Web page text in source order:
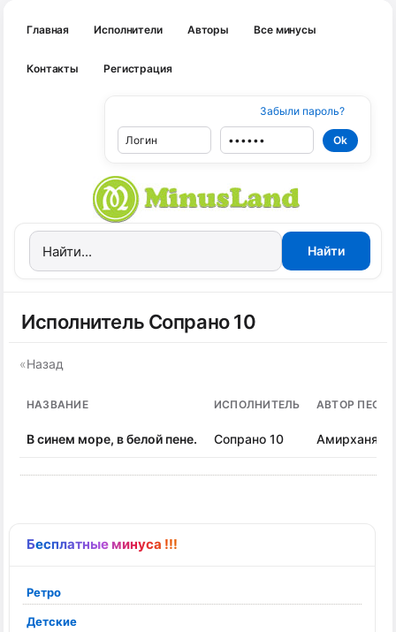
Главная Исполнители Авторы Все минусы
Контакты Регистрация
Забыли пароль?
Бесплатные минуса !!!
Ретро
Детские
Исполнитель Сопрано 10
«Назад
НАЗВАНИЕ ИСПОЛНИТЕЛЬ АВТОР ПЕСНИ
В синем море, в белой пене. Сопрано 10 Амирханян